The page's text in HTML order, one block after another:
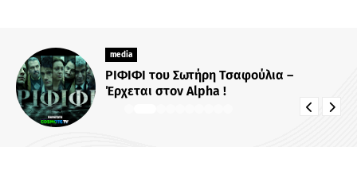
media
ΡΙΦΙΦΙ του Σωτήρη Τσαφούλια –
Έρχεται στον Alpha !